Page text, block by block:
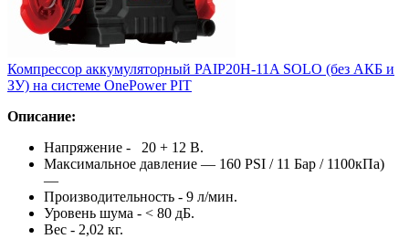
Компрессор аккумуляторный PAIP20H-11A SOLO (без АКБ и
ЗУ) на системе OnePower PIT
Описание:
Напряжение - 20 + 12 В.
Максимальное давление — 160 PSI / 11 Бар / 1100кПа)
—
Производительность - 9 л/мин.
Уровень шума - < 80 дБ.
Вес - 2,02 кг.